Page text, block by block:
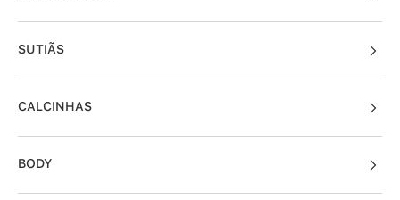
SUTIÃS
CALCINHAS
BODY